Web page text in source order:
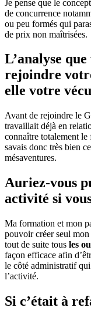
Je pense que le
de concurrence
ou peu formés qui
de prix non maîtrisées.
L’analyse
rejoindre
elle votre
Avant de rejoindre le
travaillait déjà en
connaître totalement le
savais donc très bien
mésaventures.
Auriez-vous
activité si
Ma formation et mon
pouvoir créer seul mon
tout de suite tous les
façon efficace afin
le côté administratif
l’activité.
Si c’était à